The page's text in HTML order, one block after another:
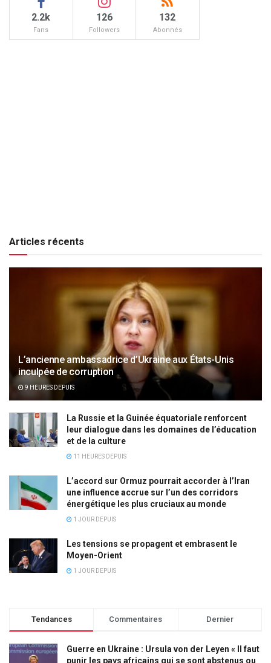
2.2k
Fans
126
Followers
132
Abonnés
Articles récents
L’ancienne ambassadrice d’Ukraine aux États-Unis
inculpée de corruption
9 HEURES DEPUIS
La Russie et la Guinée équatoriale renforcent
leur dialogue dans les domaines de l’éducation
et de la culture
11 HEURES DEPUIS
L’accord sur Ormuz pourrait accorder à l’Iran
une influence accrue sur l’un des corridors
énergétique les plus cruciaux au monde
1 JOUR DEPUIS
Les tensions se propagent et embrasent le
Moyen-Orient
1 JOUR DEPUIS
Tendances Commentaires Dernier
Guerre en Ukraine : Ursula von der Leyen « Il faut
punir les pays africains qui se sont abstenus ou